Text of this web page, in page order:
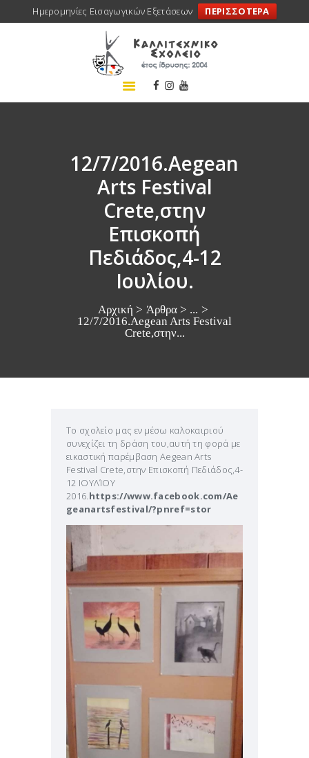
Ημερομηνίες Εισαγωγικών Εξετάσεων ΠΕΡΙΣΣΟΤΕΡΑ
12/7/2016.Aegean
Arts Festival
Crete,στην
Επισκοπή
Πεδιάδος,4-12
Ιουλίου.
Αρχική Άρθρα
...
12/7/2016.Aegean Arts Festival
Crete,στην...
ΑΡΧΙΚΗ
ΠΡΟΓΡΑΜΜΑΤΑ
ΔΡΑΣΕΙΣ
ΜΕΤΑΚΙΝΗΣΕΙΣ
ΕΠΙΚΟΙΝΩΝΙΑ
Το σχολείο μας εν μέσω καλοκαιριού
συνεχίζει τη δράση του,αυτή τη φορά με
εικαστική παρέμβαση Aegean Arts
Festival Crete,στην Επισκοπή Πεδιάδος,4-
12 ΙΟΥΛΊΟΥ
2016.https://www.facebook.com/Ae
geanartsfestival/?pnref=stor